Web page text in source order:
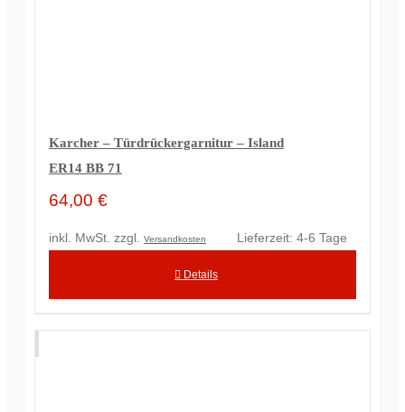
Karcher – Türdrückergarnitur – Island
ER14 BB 71
64,00 €
inkl. MwSt. zzgl. Versandkosten Lieferzeit: 4-6 Tage
Details